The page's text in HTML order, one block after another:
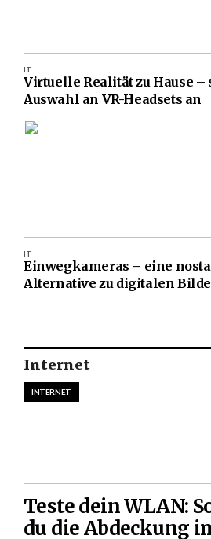
Virtuelle Realität zu Hause –
Auswahl an VR-Headsets an
IT
Einwegkameras – eine
Alternative zu digitalen
IT
Internet
Teste dein WLAN:
du die Abdeckung
INTERNET